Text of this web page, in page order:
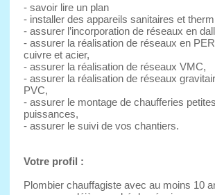
- savoir lire un plan
- installer des appareils sanitaires et
- assurer l’incorporation de réseaux en
- assurer la réalisation de réseaux en
cuivre et acier,
- assurer la réalisation de réseaux VMC,
- assurer la réalisation de réseaux
PVC,
- assurer le montage de chaufferies
puissances,
- assurer le suivi de vos chantiers.
Votre profil :
Plombier chauffagiste avec au moins 10